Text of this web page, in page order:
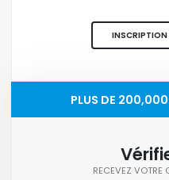
INSCRIPTION
PLUS DE
RECEVEZ VOTRE